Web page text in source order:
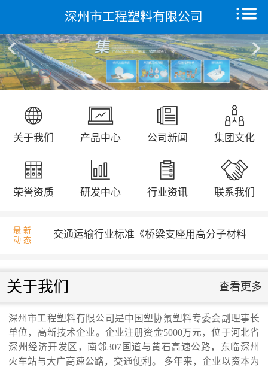
深州市工程塑料有限公司
关于我们 产品中心 公司新闻 集团文化
荣誉资质 研发中心 行业资讯 联系我们
最 新
动 态
国庆升旗仪式...
省发改委领导来我公司调研走访...
交通运输行业标准《桥梁支座用高分子材料
滑板》 送审稿审查会在京召开...
河北省科学院与远征环保科技有限公司能源
关于我们 查看更多
深州市工程塑料有限公司是中国塑协氟塑料专委会副理事长
单位，高新技术企业。企业注册资金5000万元，位于河北省
深州经济开发区，南邻307国道与黄石高速公路，东临深州
火车站与大广高速公路，交通便利。 多年来，企业以资本为
首页
关于我们
产品中心
远征研发中心
集团文化
新闻动态